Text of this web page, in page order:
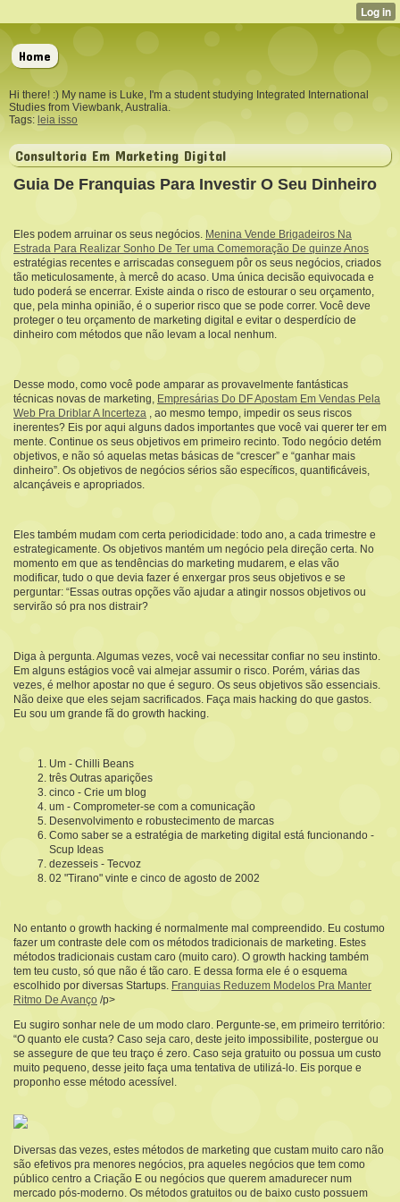
Home
Hi there! :) My name is Luke, I'm a student studying Integrated International
Studies from Viewbank, Australia.
Tags: leia isso
Consultoria Em Marketing Digital
Guia De Franquias Para Investir O Seu Dinheiro
Eles podem arruinar os seus negócios. Menina Vende Brigadeiros Na
Estrada Para Realizar Sonho De Ter uma Comemoração De quinze Anos
estratégias recentes e arriscadas conseguem pôr os seus negócios, criados
tão meticulosamente, à mercê do acaso. Uma única decisão equivocada e
tudo poderá se encerrar. Existe ainda o risco de estourar o seu orçamento,
que, pela minha opinião, é o superior risco que se pode correr. Você deve
proteger o teu orçamento de marketing digital e evitar o desperdício de
dinheiro com métodos que não levam a local nenhum.
Desse modo, como você pode amparar as provavelmente fantásticas
técnicas novas de marketing, Empresárias Do DF Apostam Em Vendas Pela
Web Pra Driblar A Incerteza , ao mesmo tempo, impedir os seus riscos
inerentes? Eis por aqui alguns dados importantes que você vai querer ter em
mente. Continue os seus objetivos em primeiro recinto. Todo negócio detém
objetivos, e não só aquelas metas básicas de “crescer” e “ganhar mais
dinheiro”. Os objetivos de negócios sérios são específicos, quantificáveis,
alcançáveis e apropriados.
Eles também mudam com certa periodicidade: todo ano, a cada trimestre e
estrategicamente. Os objetivos mantém um negócio pela direção certa. No
momento em que as tendências do marketing mudarem, e elas vão
modificar, tudo o que devia fazer é enxergar pros seus objetivos e se
perguntar: “Essas outras opções vão ajudar a atingir nossos objetivos ou
servirão só pra nos distrair?
Diga à pergunta. Algumas vezes, você vai necessitar confiar no seu instinto.
Em alguns estágios você vai almejar assumir o risco. Porém, várias das
vezes, é melhor apostar no que é seguro. Os seus objetivos são essenciais.
Não deixe que eles sejam sacrificados. Faça mais hacking do que gastos.
Eu sou um grande fã do growth hacking.
Um - Chilli Beans
três Outras aparições
cinco - Crie um blog
um - Comprometer-se com a comunicação
Desenvolvimento e robustecimento de marcas
Como saber se a estratégia de marketing digital está funcionando -
Scup Ideas
dezesseis - Tecvoz
02 "Tirano" vinte e cinco de agosto de 2002
No entanto o growth hacking é normalmente mal compreendido. Eu costumo
fazer um contraste dele com os métodos tradicionais de marketing. Estes
métodos tradicionais custam caro (muito caro). O growth hacking também
tem teu custo, só que não é tão caro. E dessa forma ele é o esquema
escolhido por diversas Startups. Franquias Reduzem Modelos Pra Manter
Ritmo De Avanço /p>
Eu sugiro sonhar nele de um modo claro. Pergunte-se, em primeiro território:
“O quanto ele custa? Caso seja caro, deste jeito impossibilite, postergue ou
se assegure de que teu traço é zero. Caso seja gratuito ou possua um custo
muito pequeno, desse jeito faça uma tentativa de utilizá-lo. Eis porque e
proponho esse método acessível.
Diversas das vezes, estes métodos de marketing que custam muito caro não
são efetivos pra menores negócios, pra aqueles negócios que tem como
público centro a Criação E ou negócios que querem amadurecer num
mercado pós-moderno. Os métodos gratuitos ou de baixo custo possuem